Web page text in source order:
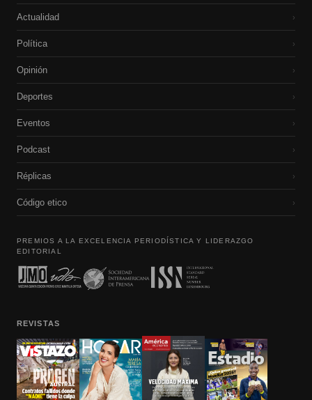
Actualidad ›
Política ›
Opinión ›
Deportes ›
Eventos ›
Podcast ›
Réplicas ›
Código etico ›
PREMIOS A LA EXCELENCIA PERIODÍSTICA Y LIDERAZGO
EDITORIAL
REVISTAS